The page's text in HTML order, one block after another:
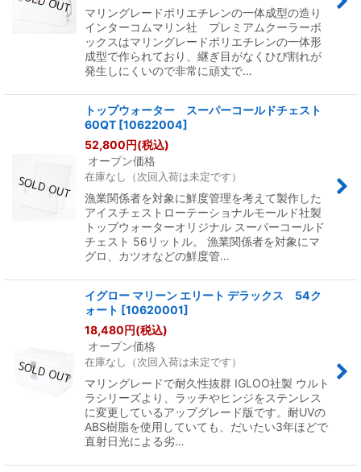
マリングレードポリエチレンの一体成型の造り
インターコムマリン社 プレミアムクーラーボ
ックスはマリングレードポリエチレンの一体形
成型で作られており、継ぎ目がなくひび割れが
発生しにくいので非常に頑丈で…
トップウォーター スーパーコールドチェスト
60QT [10622004]
52,800円(税込)
オープン価格
在庫なし（次回入荷は未定です）
漁業関係者を対象に鮮度管理を考えて製作した
アイスチェストローテーショナルモールド社製
トップウォーターオリジナル スーパーコールド
チェスト 56リットル。 漁業関係者を対象にマ
グロ、カツオなどの鮮度管…
イグロー マリーン エリート デラックス 54ク
ォート [10620001]
18,480円(税込)
オープン価格
在庫なし（次回入荷は未定です）
マリングレードで耐久性抜群 IGLOO社製 ウルト
ラシリーズより、ラッチやヒンジをステンレス
に変更しているアップグレード版です。耐UVの
ABS樹脂を使用していても、だいたい3年ほどで
直射日光による劣…